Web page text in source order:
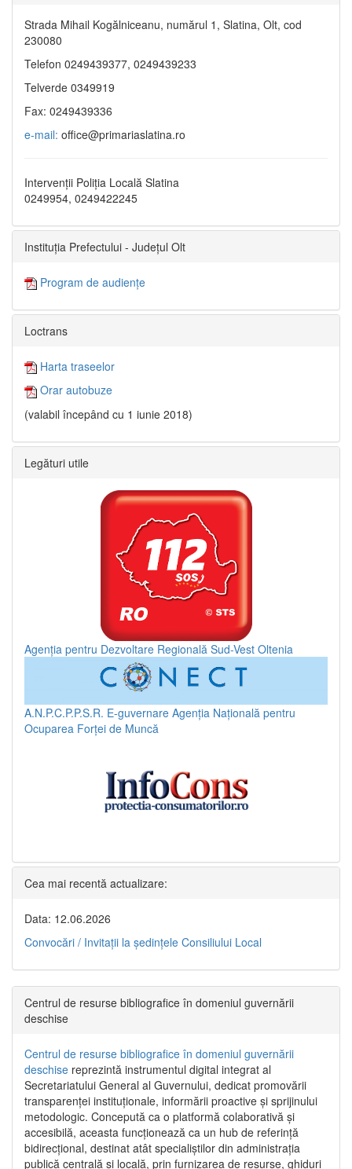
Strada Mihail Kogălniceanu, numărul 1, Slatina, Olt, cod
230080
Telefon 0249439377, 0249439233
Telverde 0349919
Fax: 0249439336
e-mail: office@primariaslatina.ro
Intervenții Poliția Locală Slatina
0249954, 0249422245
Instituția Prefectului - Județul Olt
Program de audiențe
Loctrans
Harta traseelor
Orar autobuze
(valabil începând cu 1 iunie 2018)
Legături utile
Agenția pentru Dezvoltare Regională Sud-Vest Oltenia
A.N.P.C.P.P.S.R. E-guvernare Agenția Națională pentru
Ocuparea Forței de Muncă
Cea mai recentă actualizare:
Data: 12.06.2026
Convocări / Invitaţii la şedinţele Consiliului Local
Centrul de resurse bibliografice în domeniul guvernării
deschise
Centrul de resurse bibliografice în domeniul guvernării
deschise reprezintă instrumentul digital integrat al
Secretariatului General al Guvernului, dedicat promovării
transparenței instituționale, informării proactive și sprijinului
metodologic. Concepută ca o platformă colaborativă și
accesibilă, aceasta funcționează ca un hub de referință
bidirecțional, destinat atât specialiștilor din administrația
publică centrală și locală, prin furnizarea de resurse, ghiduri